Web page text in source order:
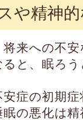
や精神的
来への不安
と、眠ろ
症の初期
の悪化は